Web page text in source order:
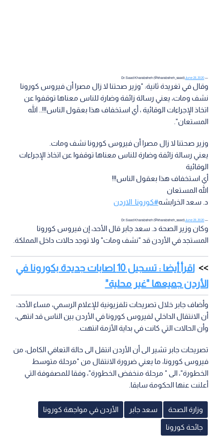
— Dr. Saad Kharabsheh (@kharabsheh_saad)
June 28, 2020
وقال في تغريدة ثانية: "وزير صحتنا لا زال مصرا أن فيروس كورونا
نشف ومات، يعني رسالة زائفة وضارة للناس معناها توقفوا عن
اتخاذ الإجراءات الوقائية ، أي استخفاف هذا بعقول الناس!!!.. الله
المستعان".
وزير صحتنا لا زال مصرا أن فيروس كورونا نشف ومات.
يعني رسالة زائفة وضارة للناس معناها توقفوا عن اتخاذ الإجراءات
الوقائية
أي استخفاف هذا بعقول الناس!!!
الله المستعان
د. سعد الخرابشه#كورونا_الاردن
— Dr. Saad Kharabsheh (@kharabsheh_saad)
June 28, 2020
وكان وزير الصحة د. سعد جابر قال الأحد، إن فيروس كورونا
المستجد في الأردن قد "نشف ومات" ولا توجد حالات داخل المملكة.
اقرأ أيضا : تسجيل 10 اصابات جديدة بكورونا في
الأردن جميعها "غير محلية"
وأضاف جابر خلال تصريحات تلفزيونية للإعلام الرسمي، مساء الأحد،
أن الانتقال الداخلي لفيروس كورونا في الأردن بين الناس قد انتهى،
وأن الحالات التي كانت في بداية الأزمة انتهت.
تصريحات جابر تشير الى أن الأردن انتقل الى حالة التعافي الكامل، من
فيروس كورونا، ما يعني ضرورة الانتقال من "مرحلة متوسط
الخطورة"، الى " مرحلة منخفض الخطورة"، وفقا للمصفوفة التي
أعلنت عنها الحكومة سابقا.
وزارة الصحة سعد جابر الأردن في مواجهة كورونا
جائحة كورونا